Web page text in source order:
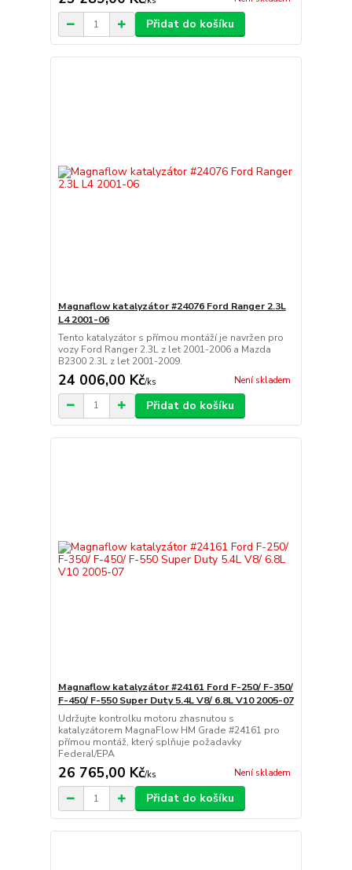
Přidat do košíku
Magnaflow katalyzátor #24076 Ford Ranger 2.3L
L4 2001-06
Tento katalyzátor s přímou montáží je navržen pro
vozy Ford Ranger 2.3L z let 2001-2006 a Mazda
B2300 2.3L z let 2001-2009.
24 006,00 Kč/ks Není skladem
Přidat do košíku
Magnaflow katalyzátor #24161 Ford F-250/ F-350/
F-450/ F-550 Super Duty 5.4L V8/ 6.8L V10 2005-07
Udržujte kontrolku motoru zhasnutou s
katalyzátorem MagnaFlow HM Grade #24161 pro
přímou montáž, který splňuje požadavky
Federal/EPA
26 765,00 Kč/ks Není skladem
Přidat do košíku